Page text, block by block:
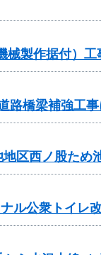
製作据付）工
橋梁補強工
区西ノ股た
ル公衆トイレ